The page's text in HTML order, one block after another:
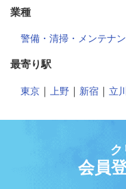
業種
警備・清掃・メンテナ
最寄り駅
東京 ｜ 上野 ｜ 新宿 ｜ 立川
ク
会員